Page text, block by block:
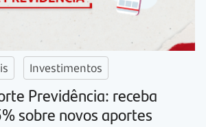
Investimentos
Previdência: receba
sobre novos aportes